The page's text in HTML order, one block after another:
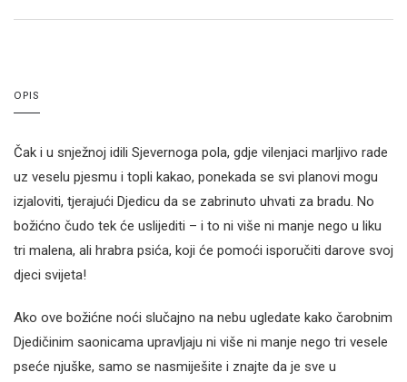
OPIS
Čak i u snježnoj idili Sjevernoga pola, gdje vilenjaci marljivo rade
uz veselu pjesmu i topli kakao, ponekada se svi planovi mogu
izjaloviti, tjerajući Djedicu da se zabrinuto uhvati za bradu. No
božićno čudo tek će uslijediti – i to ni više ni manje nego u liku
tri malena, ali hrabra psića, koji će pomoći isporučiti darove svoj
djeci svijeta!
Ako ove božićne noći slučajno na nebu ugledate kako čarobnim
Djedičinim saonicama upravljaju ni više ni manje nego tri vesele
pseće njuške, samo se nasmiješite i znajte da je sve u